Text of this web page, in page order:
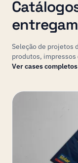
Seleção de projetos
produtos, impressos
Ver cases completos